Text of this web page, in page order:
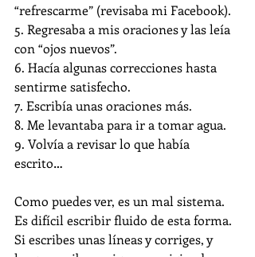
“refrescarme” (revisaba mi Facebook).
5. Regresaba a mis oraciones y las leía
con “ojos nuevos”.
6. Hacía algunas correcciones hasta
sentirme satisfecho.
7. Escribía unas oraciones más.
8. Me levantaba para ir a tomar agua.
9. Volvía a revisar lo que había
escrito…
Como puedes ver, es un mal sistema.
Es difícil escribir fluido de esta forma.
Si escribes unas líneas y corriges, y